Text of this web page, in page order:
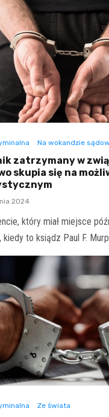
Na wokandzie
zatrzymany w
skupia się na
2024
który miał miejsce
to ksiądz Paul F.
Ze świata